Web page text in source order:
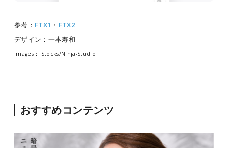
参考： FTX1 ・ FTX2
デザイン：一本寿和
images：iStocks/Ninja-Studio
おすすめコンテンツ